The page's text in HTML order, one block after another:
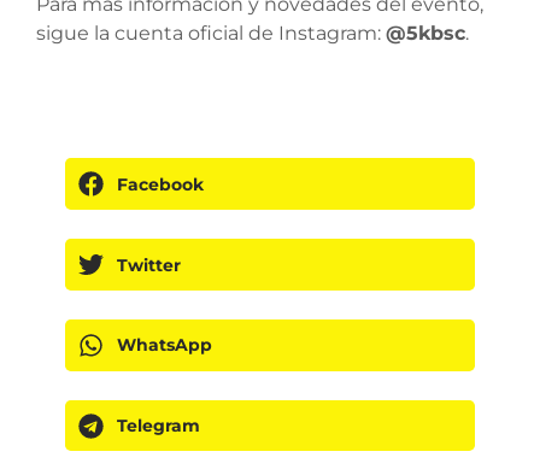
sigue la cuenta oficial de Instagram: @5kbsc.
Facebook
Twitter
WhatsApp
Telegram